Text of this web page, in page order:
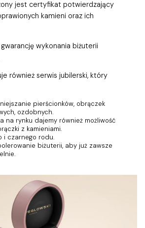
jest certyfikat potwierdzający
kamieni oraz ich
wykonania biżuterii
również serwis jubilerski, który
pierścionków, obrączek
ozdobnych.
na rynku dajemy również możliwość
z kamieniami.
i czarnego rodu.
biżuterii, aby już zawsze